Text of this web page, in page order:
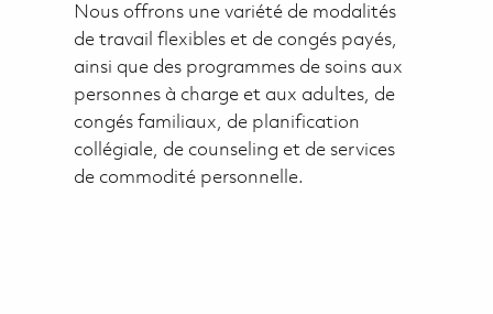
Nous offrons une variété de modalités
de travail flexibles et de congés payés,
ainsi que des programmes de soins aux
personnes à charge et aux adultes, de
congés familiaux, de planification
collégiale, de counseling et de services
de commodité personnelle.